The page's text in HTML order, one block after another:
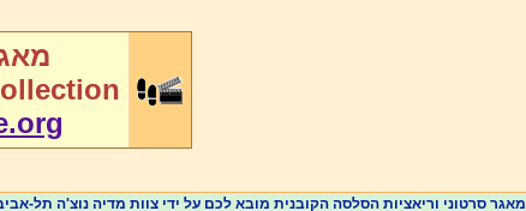
מאגר סרטוני וריאציות הסלסה הקובנית מובא לכם על ידי צוות מדיה נוצ'ה תל-